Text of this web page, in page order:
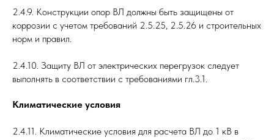
2.4.9. Конструкции опор ВЛ должны быть защищены от
коррозии с учетом требований 2.5.25, 2.5.26 и строительных
норм и правил.
2.4.10. Защиту ВЛ от электрических перегрузок следует
выполнять в соответствии с требованиями гл.3.1.
Климатические условия
2.4.11. Климатические условия для расчета ВЛ до 1 кВ в